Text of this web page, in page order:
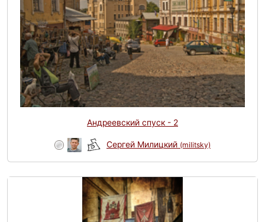
Андреевский спуск - 2
Сергей Милицкий (militsky)